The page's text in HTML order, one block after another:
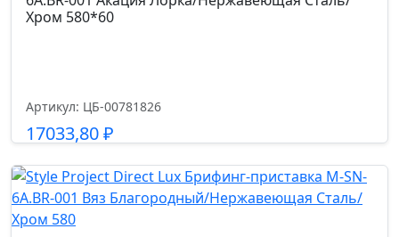
Хром 580*60
Артикул: ЦБ-00781826
17033,80₽
Подробнее